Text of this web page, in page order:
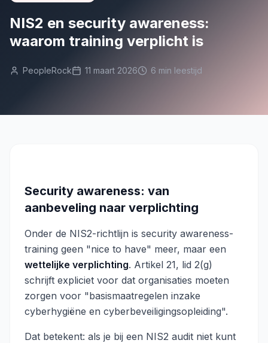
NIS2 en security awareness:
waarom training verplicht is
PeopleRock 11 maart 2026 6 min leestijd
Security awareness: van
aanbeveling naar verplichting
Onder de NIS2-richtlijn is security awareness-
training geen "nice to have" meer, maar een
wettelijke verplichting. Artikel 21, lid 2(g)
schrijft expliciet voor dat organisaties moeten
zorgen voor "basismaatregelen inzake
cyberhygiëne en cyberbeveiligingsopleiding".
Dat betekent: als je bij een NIS2 audit niet kunt